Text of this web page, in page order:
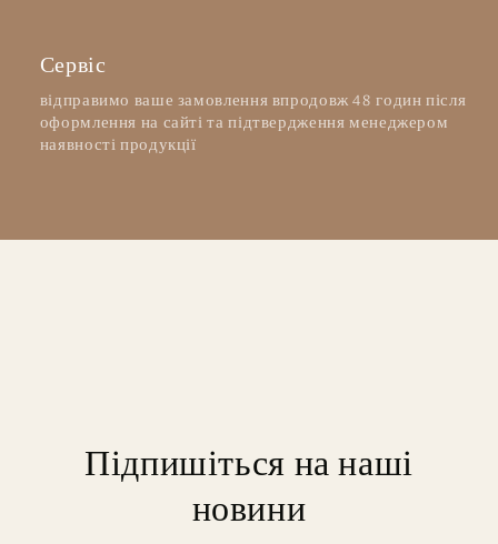
Сервіс
відправимо ваше замовлення впродовж 48 годин після
оформлення на сайті та підтвердження менеджером
наявності продукції
Підпишіться на наші
новини